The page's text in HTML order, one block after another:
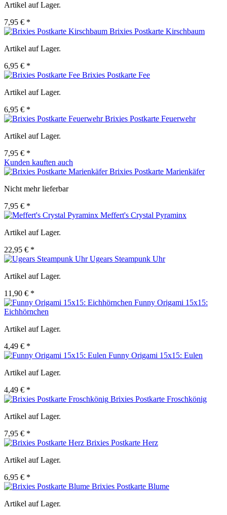
Artikel auf Lager.
7,95 € *
Brixies Postkarte Kirschbaum
Artikel auf Lager.
6,95 € *
Brixies Postkarte Fee
Artikel auf Lager.
6,95 € *
Brixies Postkarte Feuerwehr
Artikel auf Lager.
7,95 € *
Kunden kauften auch
Brixies Postkarte Marienkäfer
Nicht mehr lieferbar
7,95 € *
Meffert's Crystal Pyraminx
Artikel auf Lager.
22,95 € *
Ugears Steampunk Uhr
Artikel auf Lager.
11,90 € *
Funny Origami 15x15:
Eichhörnchen
Artikel auf Lager.
4,49 € *
Funny Origami 15x15: Eulen
Artikel auf Lager.
4,49 € *
Brixies Postkarte Froschkönig
Artikel auf Lager.
7,95 € *
Brixies Postkarte Herz
Artikel auf Lager.
6,95 € *
Brixies Postkarte Blume
Artikel auf Lager.